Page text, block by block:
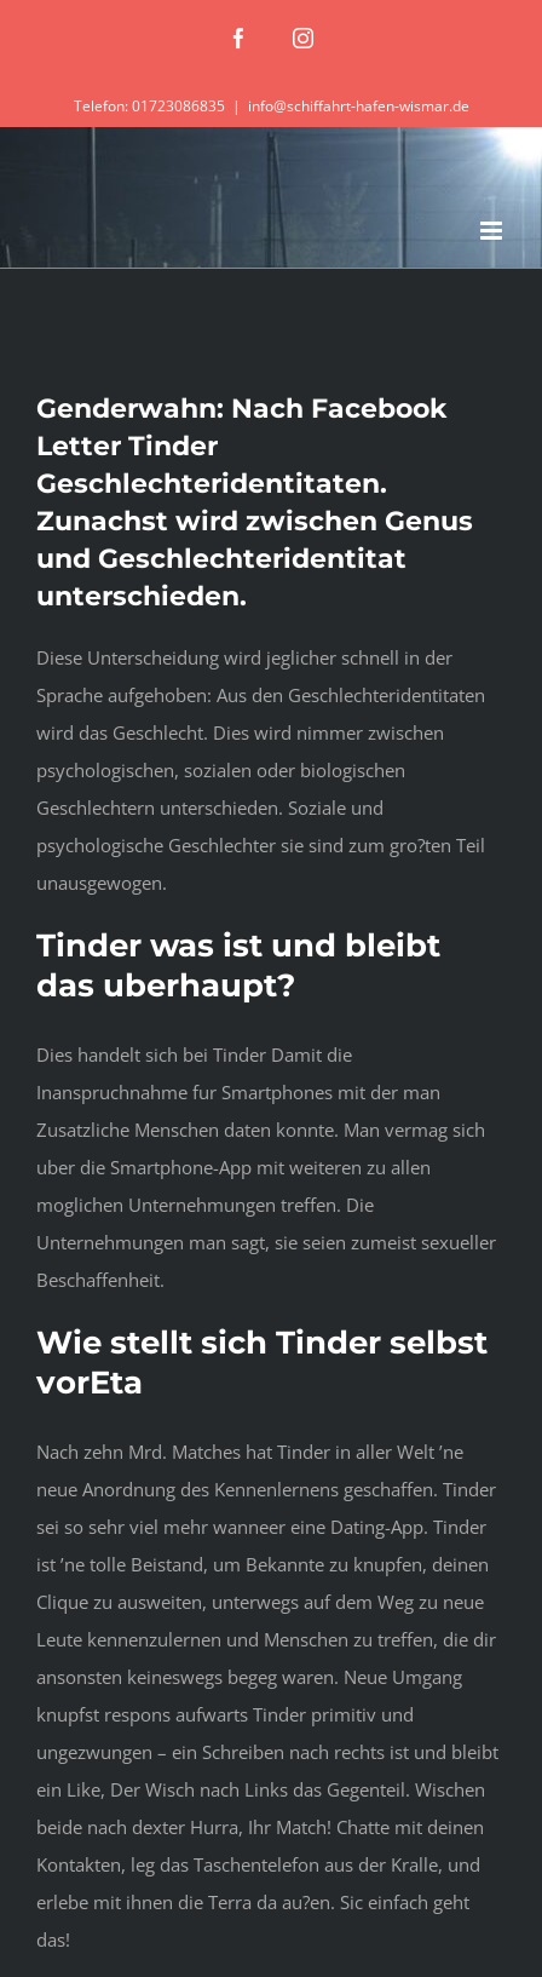
FacebookInstagram
Telefon: 01723086835 | info@schiffahrt-hafen-wismar.de
Genderwahn: Nach Facebook
Letter Tinder
Geschlechteridentitaten.
Zunachst wird zwischen Genus
und Geschlechteridentitat
unterschieden.
Diese Unterscheidung wird jeglicher schnell in der
Sprache aufgehoben: Aus den Geschlechteridentitaten
wird das Geschlecht. Dies wird nimmer zwischen
psychologischen, sozialen oder biologischen
Geschlechtern unterschieden. Soziale und
psychologische Geschlechter sie sind zum gro?ten Teil
unausgewogen.
Tinder was ist und bleibt
das uberhaupt?
Dies handelt sich bei Tinder Damit die
Inanspruchnahme fur Smartphones mit der man
Zusatzliche Menschen daten konnte. Man vermag sich
uber die Smartphone-App mit weiteren zu allen
moglichen Unternehmungen treffen. Die
Unternehmungen man sagt, sie seien zumeist sexueller
Beschaffenheit.
Wie stellt sich Tinder selbst
vorEta
Nach zehn Mrd. Matches hat Tinder in aller Welt ’ne
neue Anordnung des Kennenlernens geschaffen. Tinder
sei so sehr viel mehr wanneer eine Dating-App. Tinder
ist ’ne tolle Beistand, um Bekannte zu knupfen, deinen
Clique zu ausweiten, unterwegs auf dem Weg zu neue
Leute kennenzulernen und Menschen zu treffen, die dir
ansonsten keineswegs begeg waren. Neue Umgang
knupfst respons aufwarts Tinder primitiv und
ungezwungen – ein Schreiben nach rechts ist und bleibt
ein Like, Der Wisch nach Links das Gegenteil. Wischen
beide nach dexter Hurra, Ihr Match! Chatte mit deinen
Kontakten, leg das Taschentelefon aus der Kralle, und
erlebe mit ihnen die Terra da au?en. Sic einfach geht
das!